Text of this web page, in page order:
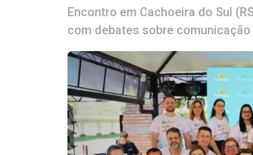
Encontro em Cachoeira do Sul
com debates sobre